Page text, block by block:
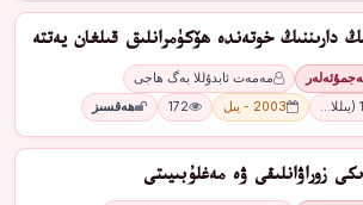
خوتەندە ھۆكۈمرانلىق قىلغان يەتتە
مەمەت ئابدۇللا بەگ ھاجى
2003 - يىل 172 ھەقسىز
زوراۋانلىقى ۋە مەغلۇبىيىتى